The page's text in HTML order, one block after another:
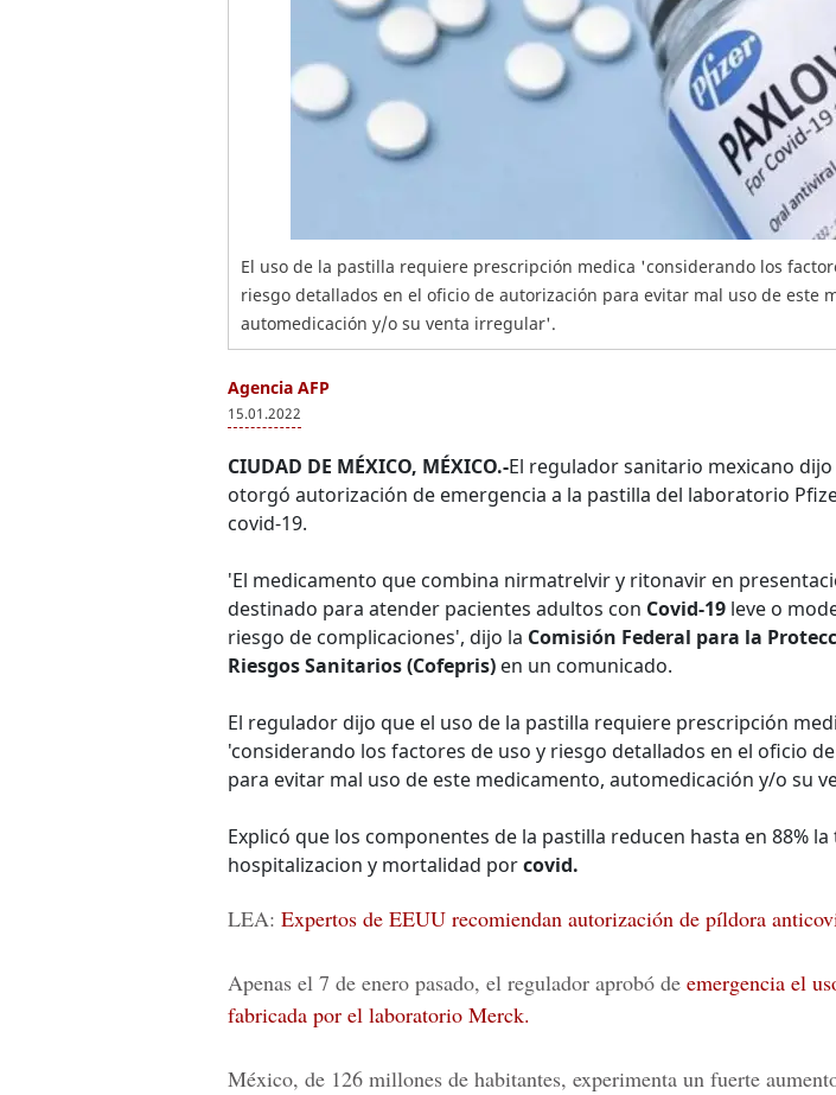
El uso de la pastilla requiere prescripción medica 'considerando los
riesgo detallados en el oficio de autorización para evitar mal uso de este
automedicación y/o su venta irregular'.
Agencia AFP
15.01.2022
CIUDAD DE MÉXICO, MÉXICO.-El regulador sanitario mexicano
otorgó autorización de emergencia a la pastilla del laboratorio
covid-19.
'El medicamento que combina nirmatrelvir y ritonavir en
destinado para atender pacientes adultos con Covid-19 leve o
riesgo de complicaciones', dijo la Comisión Federal para la
Riesgos Sanitarios (Cofepris) en un comunicado.
El regulador dijo que el uso de la pastilla requiere prescripción
'considerando los factores de uso y riesgo detallados en el oficio
para evitar mal uso de este medicamento, automedicación y/o su
Explicó que los componentes de la pastilla reducen hasta en 88% la
hospitalizacion y mortalidad porcovid.
LEA: Expertos de EEUU recomiendan autorización de píldora
Apenas el 7 de enero pasado, el regulador aprobó de emergencia el
fabricada por el laboratorio Merck.
México, de 126 millones de habitantes, experimenta un fuerte